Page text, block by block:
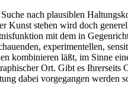
nach plausiblen
Kunst stehen wird doch
mit dem in
experimentellen,
kombinieren läßt, im Sinne
Ort. Gibt es Ihrerseits
dabei vorgegangen werden